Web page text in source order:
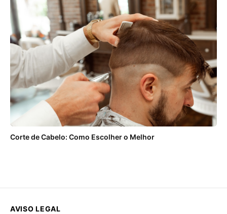
Corte de Cabelo: Como Escolher o Melhor
AVISO LEGAL